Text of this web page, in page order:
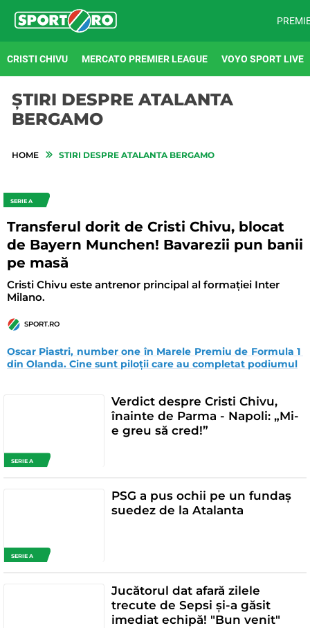
CRISTI CHIVU MERCATO PREMIER LEAGUE VOYO SPORT LIVE
ȘTIRI DESPRE ATALANTA
BERGAMO
HOME STIRI DESPRE ATALANTA BERGAMO
SERIE A
Transferul dorit de Cristi Chivu, blocat
de Bayern Munchen! Bavarezii pun banii
pe masă
Cristi Chivu este antrenor principal al formației Inter
Milano.
SPORT.RO
Oscar Piastri, number one în Marele Premiu de Formula 1
din Olanda. Cine sunt piloții care au completat podiumul
SERIE A
Verdict despre Cristi Chivu,
înainte de Parma - Napoli: „Mi-
e greu să cred!”
SERIE A
PSG a pus ochii pe un fundaș
suedez de la Atalanta
Jucătorul dat afară zilele
trecute de Sepsi și-a găsit
imediat echipă! "Bun venit"